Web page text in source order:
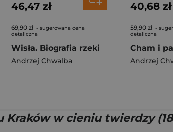
46,47 zł
69,90 zł - sugerowana cena
detaliczna
Wisła. Biografia rzeki
Andrzej Chwalba
40,68 zł
59,90 zł -
detaliczna
Andrzej
Kraków w cieniu twierdzy